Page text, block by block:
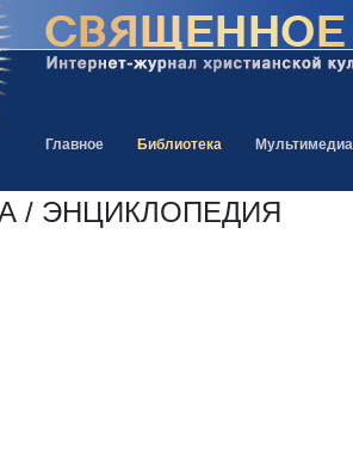
Главное Библиотека Мультимедиа
/ ЭНЦИКЛОПЕДИЯ